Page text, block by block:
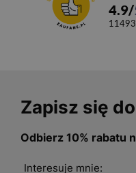
4.9/
Zapisz się
Odbierz 10% rabatu
Interesuje mnie: